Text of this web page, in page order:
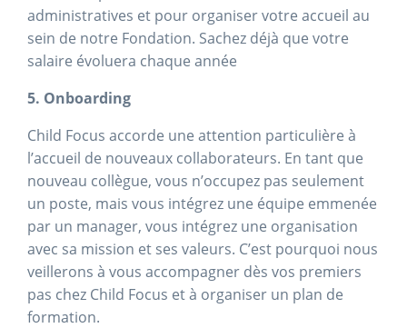
administratives et pour organiser votre accueil au
sein de notre Fondation. Sachez déjà que votre
salaire évoluera chaque année
5. Onboarding
Child Focus accorde une attention particulière à
l’accueil de nouveaux collaborateurs. En tant que
nouveau collègue, vous n’occupez pas seulement
un poste, mais vous intégrez une équipe emmenée
par un manager, vous intégrez une organisation
avec sa mission et ses valeurs. C’est pourquoi nous
veillerons à vous accompagner dès vos premiers
pas chez Child Focus et à organiser un plan de
formation.